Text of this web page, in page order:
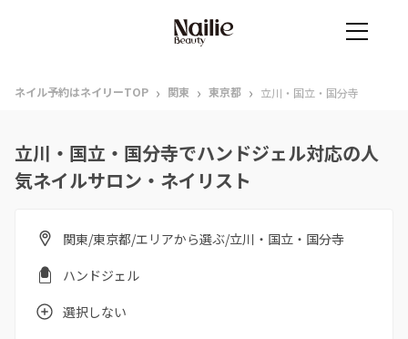
ネイル予約はネイリーTOP › 関東 › 東京都 › 立川・国立・国分寺
立川・国立・国分寺でハンドジェル対応の人
気ネイルサロン・ネイリスト
関東/東京都/エリアから選ぶ/立川・国立・国分寺
ハンドジェル
選択しない